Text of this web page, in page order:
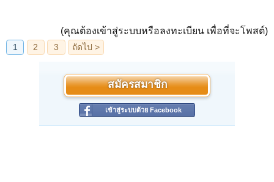
(คุณต้องเข้าสู่ระบบหรือลงทะเบียน เพื่อที่จะโพสต์)
สมัครสมาชิก
เข้าสู่ระบบด้วย Facebook